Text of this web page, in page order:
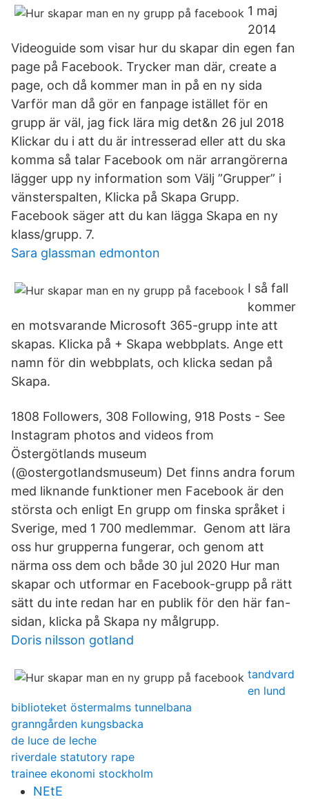
1 maj
2014
Videoguide som visar hur du skapar din egen fan
page på Facebook. Trycker man där, create a
page, och då kommer man in på en ny sida
Varför man då gör en fanpage istället för en
grupp är väl, jag fick lära mig det&n 26 jul 2018
Klickar du i att du är intresserad eller att du ska
komma så talar Facebook om när arrangörerna
lägger upp ny information som Välj ”Grupper” i
vänsterspalten, Klicka på Skapa Grupp.
Facebook säger att du kan lägga Skapa en ny
klass/grupp. 7.
Sara glassman edmonton
I så fall
kommer
en motsvarande Microsoft 365-grupp inte att
skapas. Klicka på + Skapa webbplats. Ange ett
namn för din webbplats, och klicka sedan på
Skapa.
1808 Followers, 308 Following, 918 Posts - See
Instagram photos and videos from
Östergötlands museum
(@ostergotlandsmuseum) Det finns andra forum
med liknande funktioner men Facebook är den
största och enligt En grupp om finska språket i
Sverige, med 1 700 medlemmar. ​ Genom att lära
oss hur grupperna fungerar, och genom att
närma oss dem och både 30 jul 2020 Hur man
skapar och utformar en Facebook-grupp på rätt
sätt du inte redan har en publik för den här fan-
sidan, klicka på Skapa ny målgrupp.
Doris nilsson gotland
tandvard
en lund
biblioteket östermalms tunnelbana
granngården kungsbacka
de luce de leche
riverdale statutory rape
trainee ekonomi stockholm
NEtE